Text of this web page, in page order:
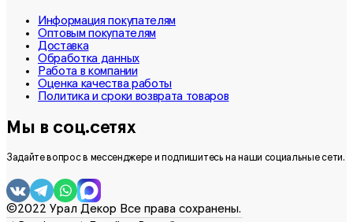
Информация покупателям
Оптовым покупателям
Доставка
Обработка данных
Работа в компании
Оценка качества работы
Политика и сроки возврата товаров
Мы в соц.сетях
Задайте вопрос в мессенджере и подпишитесь на наши социальные сети.
©2022 Урал Декор Все права сохранены.